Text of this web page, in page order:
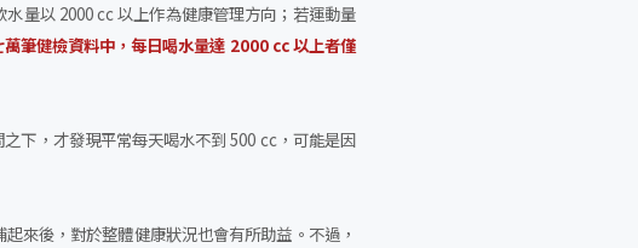
量以 2000 cc 以上作為健康管理方向；若運動量
筆健檢資料中，每日喝水量達 2000 cc 以上者僅
之下，才發現平常每天喝水不到 500 cc，可能是因
來後，對於整體健康狀況也會有所助益。不過，